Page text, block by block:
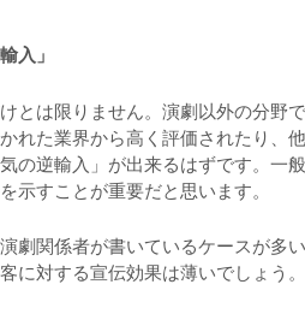
入」
とは限りません。演劇以外の分野
れた業界から高く評価されたり、
の逆輸入」が出来るはずです。一
示すことが重要だと思います。
劇関係者が書いているケースが多
に対する宣伝効果は薄いでしょう